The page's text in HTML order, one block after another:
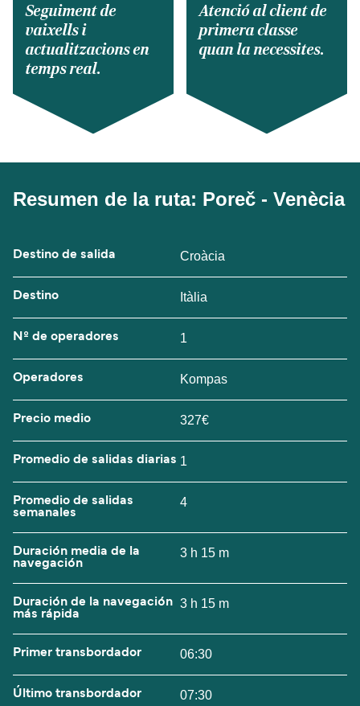
Seguiment de
vaixells i
actualitzacions en
temps real.
Atenció al client de
primera classe
quan la necessites.
Resumen de la ruta: Poreč - Venècia
Destino de salida Croàcia
Destino Itàlia
Nº de operadores 1
Operadores Kompas
Precio medio 327€
Promedio de salidas diarias 1
Promedio de salidas
semanales
4
Duración media de la
navegación
3 h 15 m
Duración de la navegación
más rápida
3 h 15 m
Primer transbordador 06:30
Último transbordador 07:30